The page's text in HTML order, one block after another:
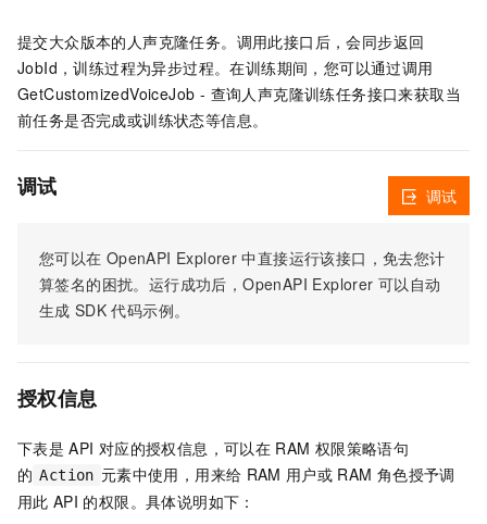
提交大众版本的人声克隆任务。调用此接口后，会同步返回
JobId，训练过程为异步过程。在训练期间，您可以通过调用
GetCustomizedVoiceJob - 查询人声克隆训练任务接口来获取当
前任务是否完成或训练状态等信息。
调试
您可以在 OpenAPI Explorer 中直接运行该接口，免去您计
算签名的困扰。运行成功后，OpenAPI Explorer 可以自动
生成 SDK 代码示例。
调试
授权信息
下表是 API 对应的授权信息，可以在 RAM 权限策略语句
的 Action 元素中使用，用来给 RAM 用户或 RAM 角色授予调
用此 API 的权限。具体说明如下：